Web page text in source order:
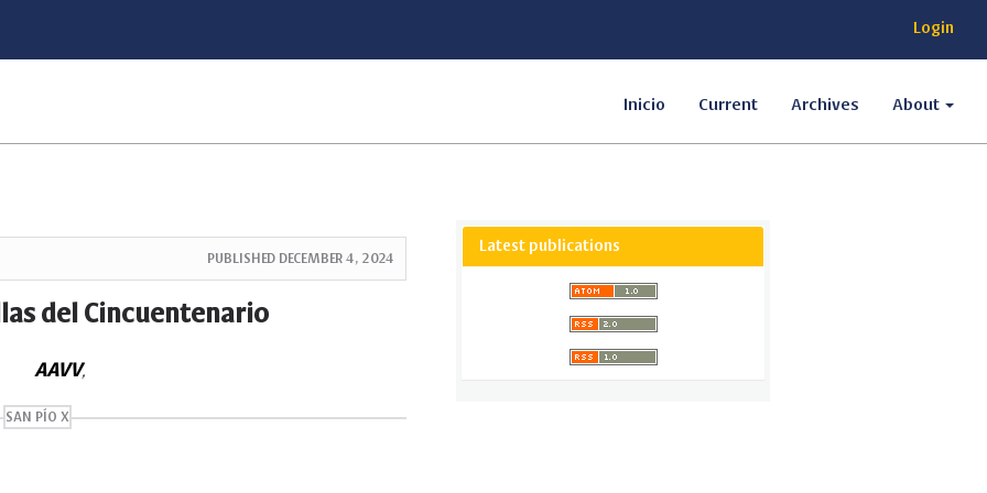
Login
Inicio Current Archives About
PUBLISHED DECEMBER 4, 2024
del Cincuentenario
AAVV,
SAN PÍO X
Latest publications